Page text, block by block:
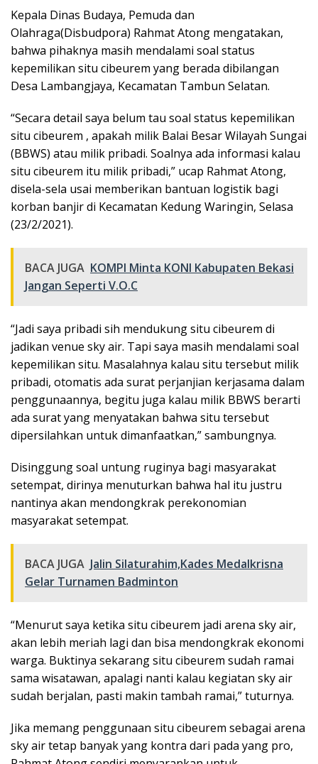
Kepala Dinas Budaya, Pemuda dan
Olahraga(Disbudpora) Rahmat Atong mengatakan,
bahwa pihaknya masih mendalami soal status
kepemilikan situ cibeurem yang berada dibilangan
Desa Lambangjaya, Kecamatan Tambun Selatan.
“Secara detail saya belum tau soal status kepemilikan
situ cibeurem , apakah milik Balai Besar Wilayah Sungai
(BBWS) atau milik pribadi. Soalnya ada informasi kalau
situ cibeurem itu milik pribadi,” ucap Rahmat Atong,
disela-sela usai memberikan bantuan logistik bagi
korban banjir di Kecamatan Kedung Waringin, Selasa
(23/2/2021).
BACA JUGA KOMPI Minta KONI Kabupaten Bekasi
Jangan Seperti V.O.C
“Jadi saya pribadi sih mendukung situ cibeurem di
jadikan venue sky air. Tapi saya masih mendalami soal
kepemilikan situ. Masalahnya kalau situ tersebut milik
pribadi, otomatis ada surat perjanjian kerjasama dalam
penggunaannya, begitu juga kalau milik BBWS berarti
ada surat yang menyatakan bahwa situ tersebut
dipersilahkan untuk dimanfaatkan,” sambungnya.
Disinggung soal untung ruginya bagi masyarakat
setempat, dirinya menuturkan bahwa hal itu justru
nantinya akan mendongkrak perekonomian
masyarakat setempat.
BACA JUGA Jalin Silaturahim,Kades Medalkrisna
Gelar Turnamen Badminton
“Menurut saya ketika situ cibeurem jadi arena sky air,
akan lebih meriah lagi dan bisa mendongkrak ekonomi
warga. Buktinya sekarang situ cibeurem sudah ramai
sama wisatawan, apalagi nanti kalau kegiatan sky air
sudah berjalan, pasti makin tambah ramai,” tuturnya.
Jika memang penggunaan situ cibeurem sebagai arena
sky air tetap banyak yang kontra dari pada yang pro,